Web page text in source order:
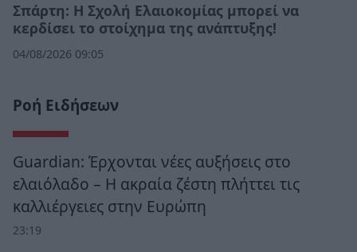
Σπάρτη: Η Σχολή Ελαιοκομίας μπορεί να
κερδίσει το στοίχημα της ανάπτυξης!
04/08/2026 09:05
Ροή Ειδήσεων
Guardian: Έρχονται νέες αυξήσεις στο
ελαιόλαδο – Η ακραία ζέστη πλήττει τις
καλλιέργειες στην Ευρώπη
23:19